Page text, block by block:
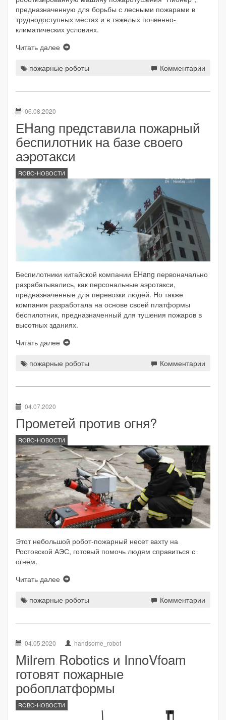
предназначенную для борьбы с лесными пожарами в
труднодоступных местах и в тяжелых почвенно-
климатических условиях.
Читать далее
пожарные роботы Комментарии
06.08.2020
ЕHang представила пожарный
беспилотник на базе своего
аэротакси
ROBO-НОВОСТИ
Беспилотники китайской компании EHang первоначально
разрабатывались, как персональные аэротакси,
предназначенные для перевозки людей. Но также
компания разработала на основе своей платформы
беспилотник, предназначенный для тушения пожаров в
высотных зданиях.
Читать далее
пожарные роботы Комментарии
04.07.2020
Прометей против огня?
ROBO-НОВОСТИ
Этот небольшой робот-пожарный несет вахту на
Ростовской АЭС, готовый помочь людям справиться с
огнем.
Читать далее
пожарные роботы Комментарии
04.05.2020 handsome_robot
Milrem Robotics и InnoVfoam
готовят пожарные
робоплатформы
ROBO-НОВОСТИ